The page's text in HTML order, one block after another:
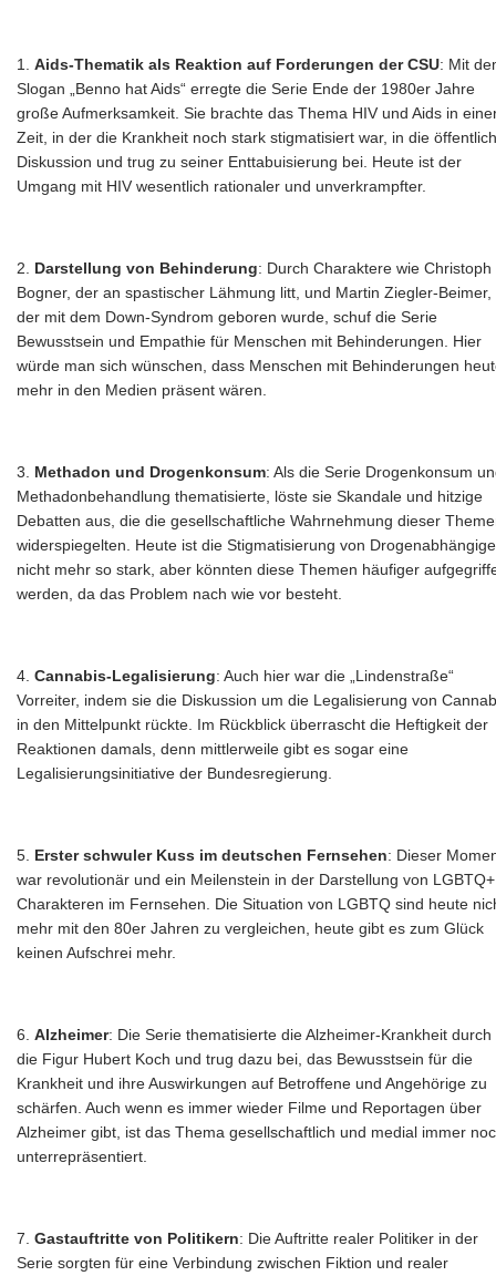
Aids-Thematik als Reaktion auf Forderungen der CSU: Mit
Slogan „Benno hat Aids“ erregte die Serie Ende der 1980er Jahre
große Aufmerksamkeit. Sie brachte das Thema HIV und Aids in
Zeit, in der die Krankheit noch stark stigmatisiert war, in die
Diskussion und trug zu seiner Enttabuisierung bei. Heute ist der
Umgang mit HIV wesentlich rationaler und unverkrampfter.
Darstellung von Behinderung: Durch Charaktere wie Christoph
Bogner, der an spastischer Lähmung litt, und Martin Ziegler-Beimer,
der mit dem Down-Syndrom geboren wurde, schuf die Serie
Bewusstsein und Empathie für Menschen mit Behinderungen. Hier
würde man sich wünschen, dass Menschen mit Behinderungen
mehr in den Medien präsent wären.
Methadon und Drogenkonsum: Als die Serie Drogenkonsum
Methadonbehandlung thematisierte, löste sie Skandale und hitzige
Debatten aus, die die gesellschaftliche Wahrnehmung dieser
widerspiegelten. Heute ist die Stigmatisierung von
nicht mehr so stark, aber könnten diese Themen häufiger
werden, da das Problem nach wie vor besteht.
Cannabis-Legalisierung: Auch hier war die „Lindenstraße“
Vorreiter, indem sie die Diskussion um die Legalisierung von
in den Mittelpunkt rückte. Im Rückblick überrascht die Heftigkeit der
Reaktionen damals, denn mittlerweile gibt es sogar eine
Legalisierungsinitiative der Bundesregierung.
Erster schwuler Kuss im deutschen Fernsehen: Dieser
war revolutionär und ein Meilenstein in der Darstellung von LGBTQ+
Charakteren im Fernsehen. Die Situation von LGBTQ sind heute
mehr mit den 80er Jahren zu vergleichen, heute gibt es zum Glück
keinen Aufschrei mehr.
Alzheimer: Die Serie thematisierte die Alzheimer-Krankheit durch
die Figur Hubert Koch und trug dazu bei, das Bewusstsein für die
Krankheit und ihre Auswirkungen auf Betroffene und Angehörige zu
schärfen. Auch wenn es immer wieder Filme und Reportagen über
Alzheimer gibt, ist das Thema gesellschaftlich und medial immer
unterrepräsentiert.
Gastauftritte von Politikern: Die Auftritte realer Politiker in der
Serie sorgten für eine Verbindung zwischen Fiktion und realer